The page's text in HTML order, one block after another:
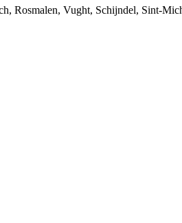
Rosmalen, Vught, Schijndel, Sint-